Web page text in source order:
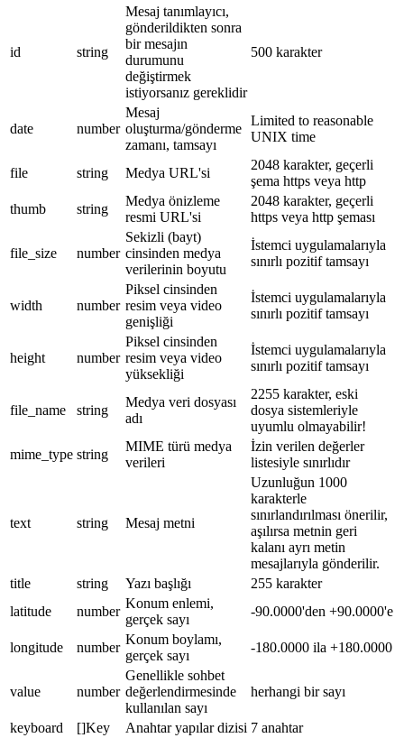
id string
Mesaj tanımlayıcı,
gönderildikten sonra
bir mesajın
durumunu
değiştirmek
istiyorsanız gereklidir
500 karakter
date number
Mesaj
oluşturma/gönderme
zamanı, tamsayı
Limited to reasonable
UNIX time
file string Medya URL'si
2048 karakter, geçerli
şema https veya http
thumb
string
Medya önizleme
resmi URL'si
2048 karakter, geçerli
https veya http şeması
file_size number
Sekizli (bayt)
cinsinden medya
verilerinin boyutu
İstemci uygulamalarıyla
sınırlı pozitif tamsayı
width number
Piksel cinsinden
resim veya video
genişliği
İstemci uygulamalarıyla
sınırlı pozitif tamsayı
height number
Piksel cinsinden
resim veya video
yüksekliği
İstemci uygulamalarıyla
sınırlı pozitif tamsayı
file_name string
Medya veri dosyası
adı
2255 karakter, eski
dosya sistemleriyle
uyumlu olmayabilir!
mime_type string
MIME türü medya
verileri
İzin verilen değerler
listesiyle sınırlıdır
text string Mesaj metni
Uzunluğun 1000
karakterle
sınırlandırılması önerilir,
aşılırsa metnin geri
kalanı ayrı metin
mesajlarıyla gönderilir.
title
string Yazı başlığı
255 karakter
latitude
number
Konum enlemi,
gerçek sayı
-90.0000'den +90.0000'e
longitude number
Konum boylamı,
gerçek sayı
-180.0000 ila +180.0000
value number
Genellikle sohbet
değerlendirmesinde
kullanılan sayı
herhangi bir sayı
keyboard []Key Anahtar yapılar dizisi 7 anahtar